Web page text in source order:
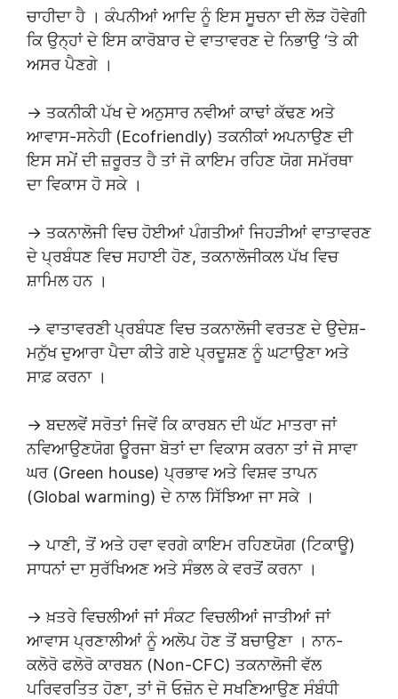
ਚਾਹੀਦਾ ਹੈ । ਕੰਪਨੀਆਂ ਆਦਿ ਨੂੰ ਇਸ ਸੂਚਨਾ ਦੀ ਲੋੜ ਹੋਵੇਗੀ
ਕਿ ਉਨ੍ਹਾਂ ਦੇ ਇਸ ਕਾਰੋਬਾਰ ਦੇ ਵਾਤਾਵਰਣ ਦੇ ਨਿਭਾਉ ‘ਤੇ ਕੀ
ਅਸਰ ਪੈਣਗੇ ।
→ ਤਕਨੀਕੀ ਪੱਖ ਦੇ ਅਨੁਸਾਰ ਨਵੀਆਂ ਕਾਢਾਂ ਕੱਢਣ ਅਤੇ
ਆਵਾਸ-ਸਨੇਹੀ (Ecofriendly) ਤਕਨੀਕਾਂ ਅਪਨਾਉਣ ਦੀ
ਇਸ ਸਮੇਂ ਦੀ ਜ਼ਰੂਰਤ ਹੈ ਤਾਂ ਜੋ ਕਾਇਮ ਰਹਿਣ ਯੋਗ ਸਮੱਰਥਾ
ਦਾ ਵਿਕਾਸ ਹੋ ਸਕੇ ।
→ ਤਕਨਾਲੋਜੀ ਵਿਚ ਹੋਈਆਂ ਪੰਗਤੀਆਂ ਜਿਹੜੀਆਂ ਵਾਤਾਵਰਣ
ਦੇ ਪ੍ਰਬੰਧਣ ਵਿਚ ਸਹਾਈ ਹੋਣ, ਤਕਨਾਲੋਜੀਕਲ ਪੱਖ ਵਿਚ
ਸ਼ਾਮਿਲ ਹਨ ।
→ ਵਾਤਾਵਰਣੀ ਪ੍ਰਬੰਧਣ ਵਿਚ ਤਕਨਾਲੋਜੀ ਵਰਤਣ ਦੇ ਉਦੇਸ਼-
ਮਨੁੱਖ ਦੁਆਰਾ ਪੈਦਾ ਕੀਤੇ ਗਏ ਪ੍ਰਦੂਸ਼ਣ ਨੂੰ ਘਟਾਉਣਾ ਅਤੇ
ਸਾਫ਼ ਕਰਨਾ ।
→ ਬਦਲਵੇਂ ਸਰੋਤਾਂ ਜਿਵੇਂ ਕਿ ਕਾਰਬਨ ਦੀ ਘੱਟ ਮਾਤਰਾ ਜਾਂ
ਨਵਿਆਉਣਯੋਗ ਊਰਜਾ ਬੋਤਾਂ ਦਾ ਵਿਕਾਸ ਕਰਨਾ ਤਾਂ ਜੋ ਸਾਵਾ
ਘਰ (Green house) ਪ੍ਰਭਾਵ ਅਤੇ ਵਿਸ਼ਵ ਤਾਪਨ
(Global warming) ਦੇ ਨਾਲ ਸਿੱਝਿਆ ਜਾ ਸਕੇ ।
→ ਪਾਣੀ, ਤੋਂ ਅਤੇ ਹਵਾ ਵਰਗੇ ਕਾਇਮ ਰਹਿਣਯੋਗ (ਟਿਕਾਊ)
ਸਾਧਨਾਂ ਦਾ ਸੁਰੱਖਿਅਣ ਅਤੇ ਸੰਭਲ ਕੇ ਵਰਤੋਂ ਕਰਨਾ ।
→ ਖ਼ਤਰੇ ਵਿਚਲੀਆਂ ਜਾਂ ਸੰਕਟ ਵਿਚਲੀਆਂ ਜਾਤੀਆਂ ਜਾਂ
ਆਵਾਸ ਪ੍ਰਣਾਲੀਆਂ ਨੂੰ ਅਲੋਪ ਹੋਣ ਤੋਂ ਬਚਾਉਣਾ । ਨਾਨ-
ਕਲੋਰੋ ਫਲੋਰੋ ਕਾਰਬਨ (Non-CFC) ਤਕਨਾਲੋਜੀ ਵੱਲ
ਪਰਿਵਰਤਿਤ ਹੋਣਾ, ਤਾਂ ਜੋ ਓਜ਼ੋਨ ਦੇ ਸਖਣਿਆਉਣ ਸੰਬੰਧੀ